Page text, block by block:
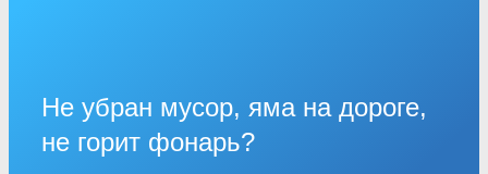
Не убран мусор, яма на дороге,
не горит фонарь?